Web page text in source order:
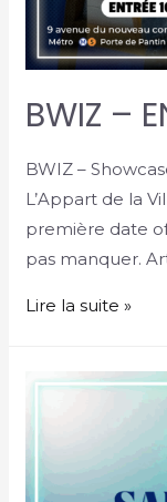
BWIZ –
BWIZ –
L’Appart de la
première date
pas manquer.
Lire la suite »